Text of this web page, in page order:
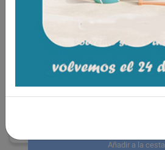
4.10"-3.50"-6" cubierta sillas
Añadir a la cesta